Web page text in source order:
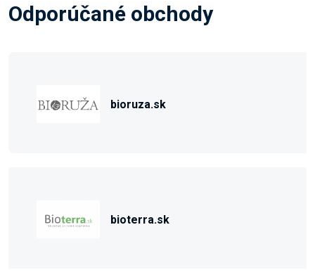
Odporúčané obchody
bioruza.sk
bioterra.sk